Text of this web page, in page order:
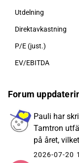
Utdelning
Direktavkastning
P/E (just.)
EV/EBITDA
Forum
Pauli har
Tamtron
på året,
2026-07-20